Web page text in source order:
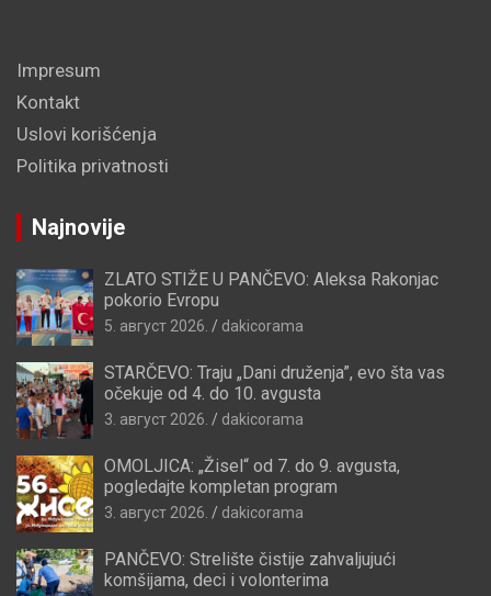
Impresum
Kontakt
Uslovi korišćenja
Politika privatnosti
Najnovije
ZLATO STIŽE U PANČEVO: Aleksa Rakonjac
pokorio Evropu
5. август 2026. dakicorama
STARČEVO: Traju „Dani druženja”, evo šta vas
očekuje od 4. do 10. avgusta
3. август 2026. dakicorama
OMOLJICA: „Žisel“ od 7. do 9. avgusta,
pogledajte kompletan program
3. август 2026. dakicorama
PANČEVO: Strelište čistije zahvaljujući
komšijama, deci i volonterima